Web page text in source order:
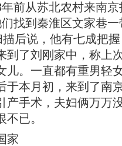
从苏北农村来南京
找到秦淮区文家巷一
后说，他有七成把
到了刘刚家中，称上
儿。一直都有重男轻
于本月初，来到了南
产手术，夫妇俩万万
已。
家